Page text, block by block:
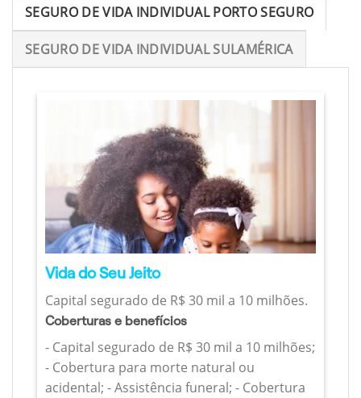
SEGURO DE VIDA INDIVIDUAL PORTO SEGURO
SEGURO DE VIDA INDIVIDUAL SULAMÉRICA
Vida do Seu Jeito
Capital segurado de R$ 30 mil a 10 milhões.
Coberturas e benefícios
- Capital segurado de R$ 30 mil a 10 milhões;
- Cobertura para morte natural ou
acidental; - Assistência funeral; - Cobertura